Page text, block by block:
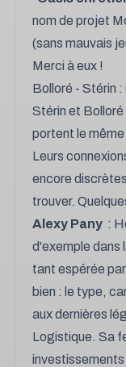
nom de projet
(sans mauvais
Merci à eux !
Bolloré - Stérin
Stérin et Bolloré
portent le
Leurs
encore
trouver.
Alexy Pany :
d'exemple dans
tant espérée
bien : le type,
aux dernières
Logistique. Sa
investissements